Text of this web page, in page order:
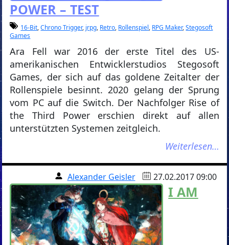
POWER – TEST
16-Bit,Chrono Trigger, jrpg, Retro, Rollenspiel, RPG Maker,Stegosoft
Games
Ara Fell war 2016 der erste Titel des US-
amerikanischen Entwicklerstudios Stegosoft
Games, der sich auf das goldene Zeitalter der
Rollenspiele besinnt. 2020 gelang der Sprung
vom PC auf die Switch. Der Nachfolger Rise of
the Third Power erschien direkt auf allen
unterstützten Systemen zeitgleich.
Weiterlesen…
Alexander Geisler 27.02.2017 09:00
I AM